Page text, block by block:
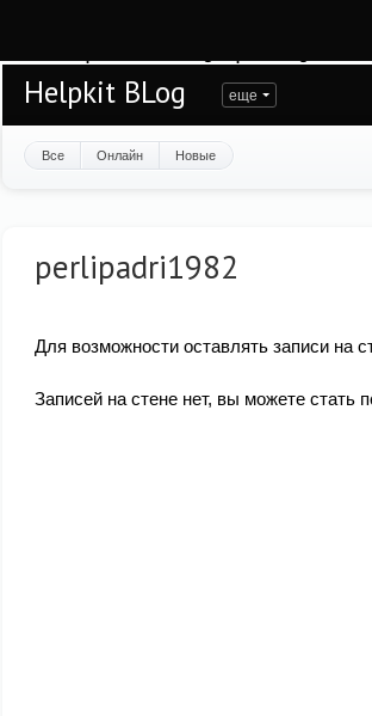
Helpkit BLog еще
Все Онлайн Новые
perlipadri1982
Для возможности оставлять записи на
Записей на стене нет, вы можете стать